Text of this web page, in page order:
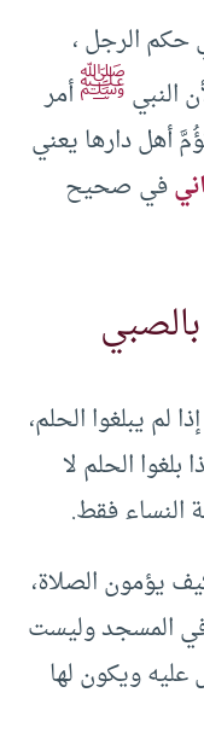
حكم الرجل ،
النبيﷺأمر
أهل دارها يعني
في صحيح
لم يبلغوا الحلم،
الحلم لا
النساء فقط.
يؤمون الصلاة،
في المسجد وليست
ويكون لها